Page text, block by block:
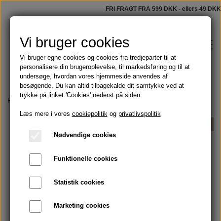
FRI FRAGT FRA 599 DKK - ellers 49 DKK
Shop
Skægolie og barbering
Håndmalede badeforhæng
Blog
Om
Forside Olier Æterisk eukalyptus
Vi bruger cookies
Vi bruger egne cookies og cookies fra tredjeparter til at
personalisere din brugeroplevelse, til markedsføring og til at
undersøge, hvordan vores hjemmeside anvendes af
besøgende. Du kan altid tilbagekalde dit samtykke ved at
trykke på linket 'Cookies' nederst på siden.
Læs mere i vores cookiepolitikog privatlivspolitik
Nødvendige cookies
Funktionelle cookies
Statistik cookies
Marketing cookies